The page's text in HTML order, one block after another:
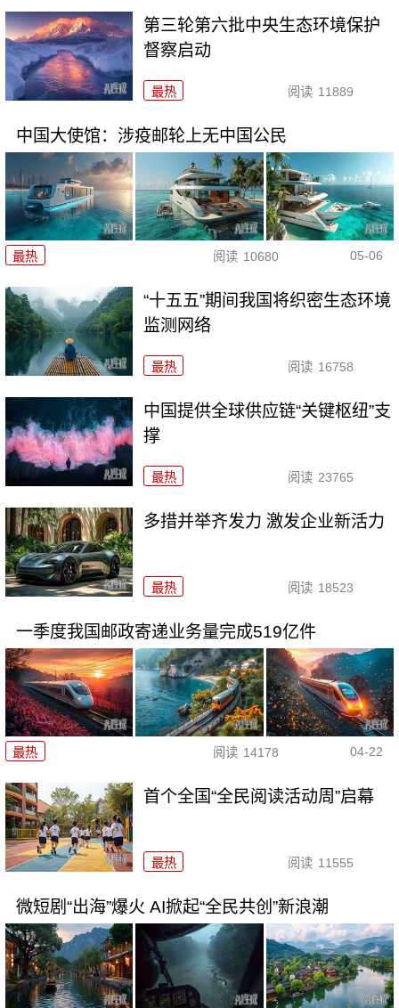
第三轮第六批中央生态环境保护
督察启动
最热 阅读 11889
中国大使馆：涉疫邮轮上无中国公民
最热 阅读 10680 05-06
“十五五”期间我国将织密生态环境
监测网络
最热 阅读 16758
中国提供全球供应链“关键枢纽”支
撑
最热 阅读 23765
多措并举齐发力 激发企业新活力
最热 阅读 18523
一季度我国邮政寄递业务量完成519亿件
最热 阅读 14178 04-22
首个全国“全民阅读活动周”启幕
最热 阅读 11555
微短剧“出海”爆火 AI掀起“全民共创”新浪潮